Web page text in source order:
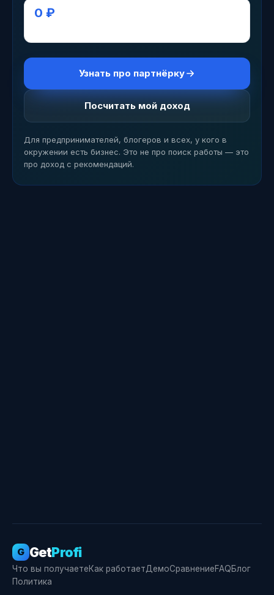
0 ₽
Узнать про партнёрку
Посчитать мой доход
Для предпринимателей, блогеров и всех, у кого в
окружении есть бизнес. Это не про поиск работы — это
про доход с рекомендаций.
G GetProfi
Что вы получаетеКак работаетДемоСравнениеFAQБлог
Политика